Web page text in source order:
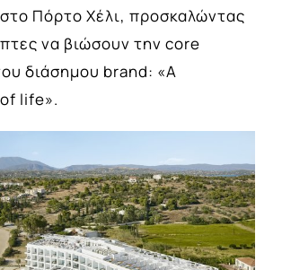
Πόρτο Χέλι, προσκαλώντας
να βιώσουν την core
διάσημου brand: «A
life».